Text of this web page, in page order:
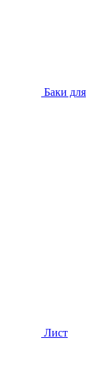
Баки для
Лист